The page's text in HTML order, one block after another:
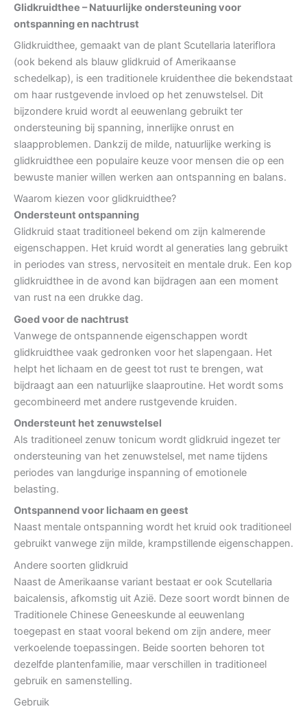
Glidkruidthee – Natuurlijke ondersteuning voor
ontspanning en nachtrust
Glidkruidthee, gemaakt van de plant Scutellaria lateriflora
(ook bekend als blauw glidkruid of Amerikaanse
schedelkap), is een traditionele kruidenthee die bekendstaat
om haar rustgevende invloed op het zenuwstelsel. Dit
bijzondere kruid wordt al eeuwenlang gebruikt ter
ondersteuning bij spanning, innerlijke onrust en
slaapproblemen. Dankzij de milde, natuurlijke werking is
glidkruidthee een populaire keuze voor mensen die op een
bewuste manier willen werken aan ontspanning en balans.
Waarom kiezen voor glidkruidthee?
Ondersteunt ontspanning
Glidkruid staat traditioneel bekend om zijn kalmerende
eigenschappen. Het kruid wordt al generaties lang gebruikt
in periodes van stress, nervositeit en mentale druk. Een kop
glidkruidthee in de avond kan bijdragen aan een moment
van rust na een drukke dag.
Goed voor de nachtrust
Vanwege de ontspannende eigenschappen wordt
glidkruidthee vaak gedronken voor het slapengaan. Het
helpt het lichaam en de geest tot rust te brengen, wat
bijdraagt aan een natuurlijke slaaproutine. Het wordt soms
gecombineerd met andere rustgevende kruiden.
Ondersteunt het zenuwstelsel
Als traditioneel zenuw tonicum wordt glidkruid ingezet ter
ondersteuning van het zenuwstelsel, met name tijdens
periodes van langdurige inspanning of emotionele
belasting.
Ontspannend voor lichaam en geest
Naast mentale ontspanning wordt het kruid ook traditioneel
gebruikt vanwege zijn milde, krampstillende eigenschappen.
Andere soorten glidkruid
Naast de Amerikaanse variant bestaat er ook Scutellaria
baicalensis, afkomstig uit Azië. Deze soort wordt binnen de
Traditionele Chinese Geneeskunde al eeuwenlang
toegepast en staat vooral bekend om zijn andere, meer
verkoelende toepassingen. Beide soorten behoren tot
dezelfde plantenfamilie, maar verschillen in traditioneel
gebruik en samenstelling.
Gebruik